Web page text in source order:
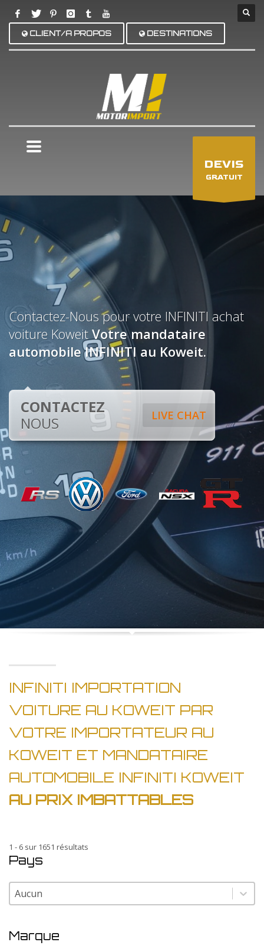
CLIENT/A PROPOS DESTINATIONS
DEVIS
GRATUIT
Contactez-Nous pour votre INFINITI achat
voiture KoweitVotre mandataire
automobile INFINITI au Koweit.
LIVE CHAT
CONTACTEZ
NOUS
INFINITI IMPORTATION
VOITURE AU KOWEIT PAR
VOTRE IMPORTATEUR AU
KOWEIT ET MANDATAIRE
AUTOMOBILE INFINITI KOWEIT
AU PRIX IMBATTABLES
1 - 6 sur 1651 résultats
Pays
Pays
Pays
Marque